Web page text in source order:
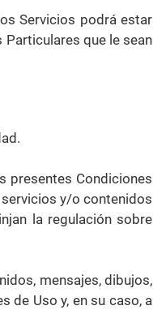
Servicios podrá estar
que le sean
presentes Condiciones
servicios y/o contenidos
la regulación sobre
mensajes, dibujos,
de Uso y, en su caso, a